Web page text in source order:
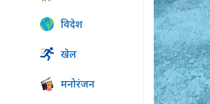
विदेश
खेल
मनोरंजन